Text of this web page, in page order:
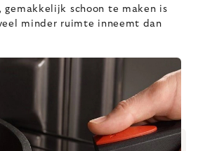
schoon te maken is
minder ruimte inneemt dan